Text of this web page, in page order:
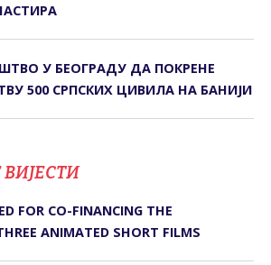
У БЕОГРАДУ ДА ПОКРЕНЕ
500 СРПСКИХ ЦИВИЛА НА БАНИЈИ
ВИЈЕСТИ
FOR CO-FINANCING THE
ANIMATED SHORT FILMS